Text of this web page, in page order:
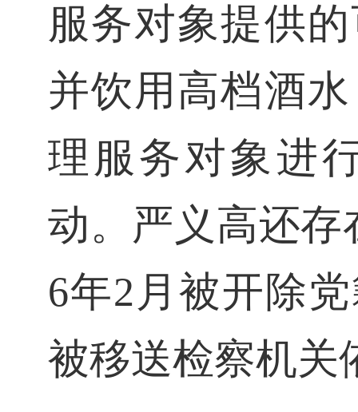
服务对象提供
并饮用高档酒
理服务对象进
动。严义高还存
6年2月被开除
被移送检察机关